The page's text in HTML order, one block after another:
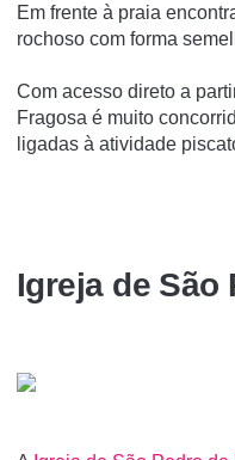
Em frente à praia
rochoso com forma
Com acesso direto a
Fragosa é muito
ligadas à atividade
Igreja de São